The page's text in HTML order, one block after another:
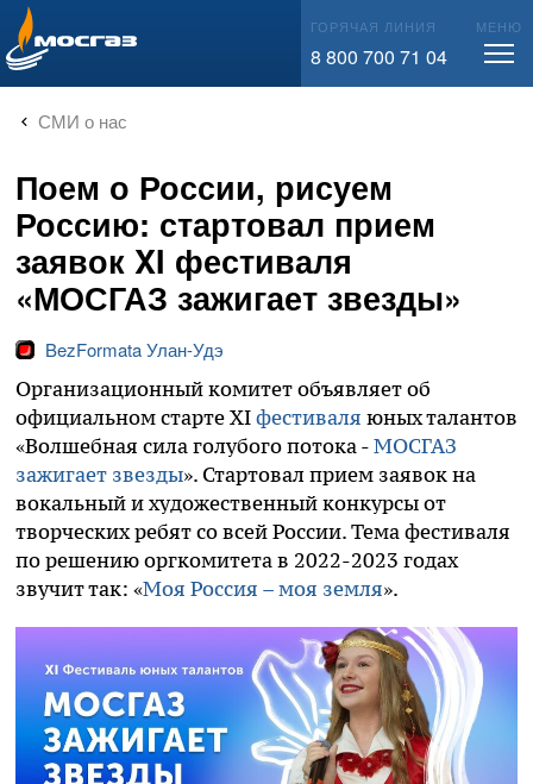
info@mos-gaz.ru ГОРЯЧАЯ ЛИНИЯ
8 800 700 71 04
МЕНЮ
СМИ о нас
Поем о России, рисуем
Россию: стартовал прием
заявок XI фестиваля
«МОСГАЗ зажигает звезды»
BezFormata Улан-Удэ
Организационный комитет объявляет об
официальном старте XI фестиваля юных талантов
«Волшебная сила голубого потока - МОСГАЗ
зажигает звезды». Стартовал прием заявок на
вокальный и художественный конкурсы от
творческих ребят со всей России. Тема фестиваля
по решению оргкомитета в 2022-2023 годах
звучит так: «Моя Россия – моя земля».